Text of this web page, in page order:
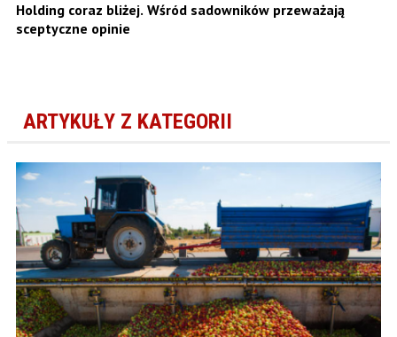
Holding coraz bliżej. Wśród sadowników przeważają
sceptyczne opinie
ARTYKUŁY Z KATEGORII